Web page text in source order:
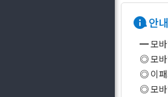
안
━ 모바
◎ 모바
◎ 이패
◎ 모바